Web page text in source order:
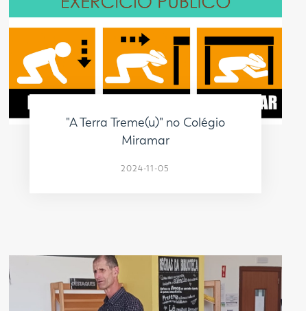
"A Terra Treme(u)" no Colégio
Miramar
2024-11-05